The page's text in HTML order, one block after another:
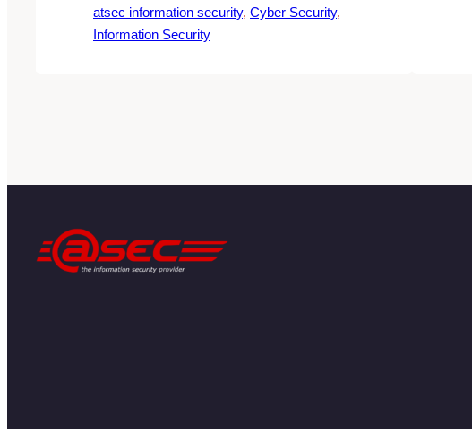
atsec information security, Cyber Security
Information Security